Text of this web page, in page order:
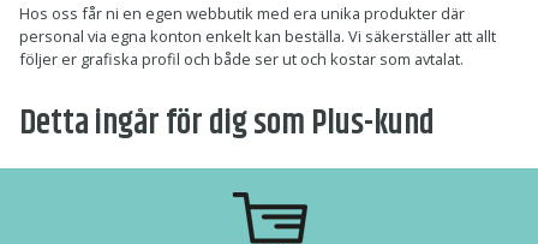
Hos oss får ni en egen webbutik med era unika produkter där
personal via egna konton enkelt kan beställa. Vi säkerställer att allt
följer er grafiska profil och både ser ut och kostar som avtalat.
Detta ingår för dig som Plus-kund